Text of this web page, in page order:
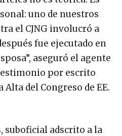
uno de nuestros
el CJNG involucró a
fue ejecutado en
aseguró el agente
por escrito
Alta del Congreso de EE.
suboficial adscrito a la